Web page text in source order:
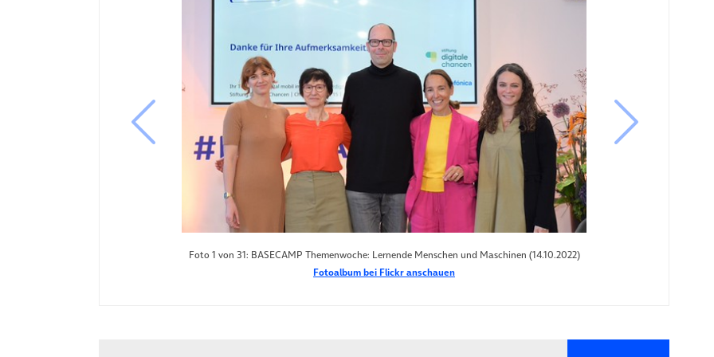
Foto 1 von 31: BASECAMP Themenwoche: Lernende Menschen und Maschinen (14.10.2022)
vorheriges Bild nächstes
Fotoalbum bei Flickr anschauen